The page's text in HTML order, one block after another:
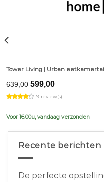
Tower Living | Urban
639,00 Original
price
was:
599,00Current
is:
9 review(s)
Voor 16.00u, vandaag verzonden
Recente berichten
De perfecte